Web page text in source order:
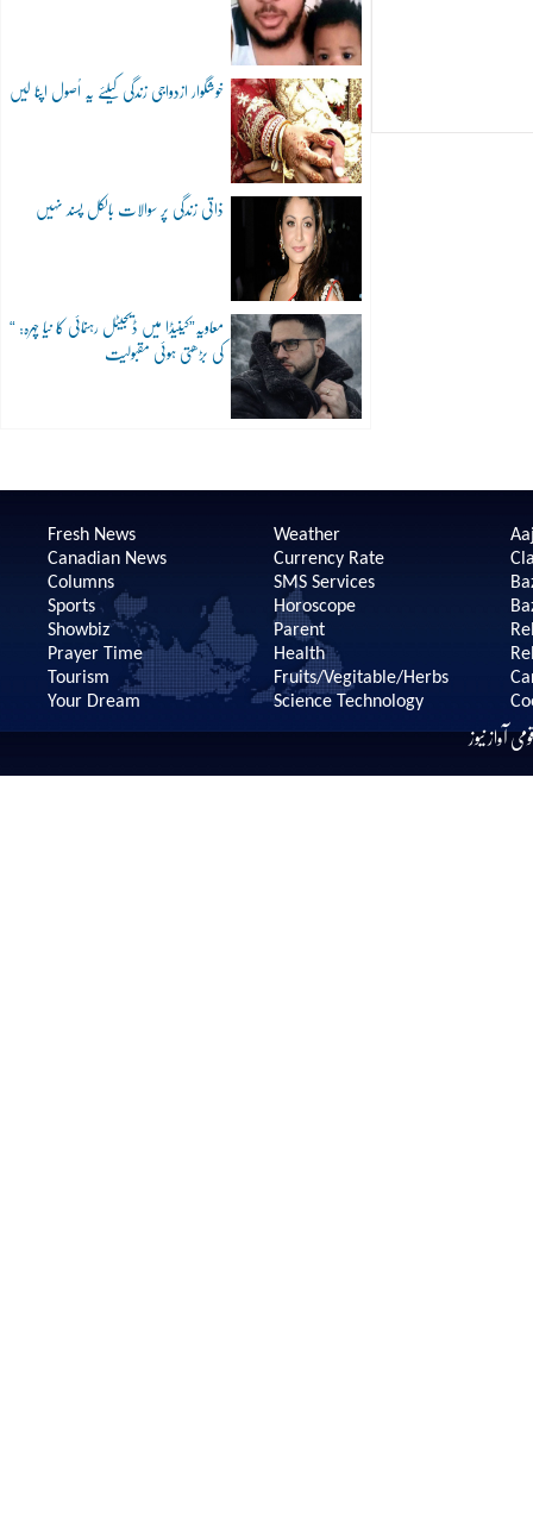
خوشگوار ازدواجی زندگی کیلئے یہ اُصول اپنا لیں
ذاتی زندگی پر سوالات بالکل پسند نہیں
“معاویہ”کینیڈا میں ڈیجیٹل رہنمائی کا نیا چہرہ:
کی بڑھتی ہوئی مقبولیت
Fresh News
Canadian News
Columns
Sports
Showbiz
Prayer Time
Tourism
Your Dream
Weather
Currency Rate
SMS Services
Horoscope
Parent
Health
Fruits/Vegitable/Herbs
Science Technology